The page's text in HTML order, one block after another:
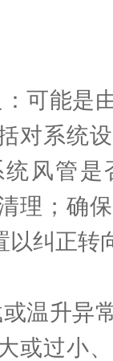
能是由
对系统
风管
理；确
以纠正转
升异常
或过小